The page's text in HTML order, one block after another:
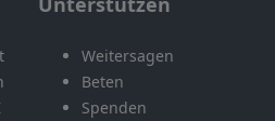
Weitersagen
Beten
Spenden